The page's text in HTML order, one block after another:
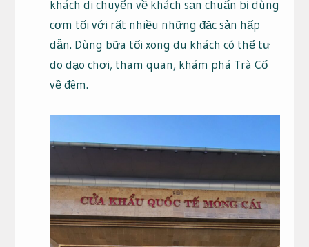
khách di chuyển về khách sạn chuẩn bị dùng
cơm tối với rất nhiều những đặc sản hấp
dẫn. Dùng bữa tối xong du khách có thể tự
do dạo chơi, tham quan, khám phá Trà Cổ
về đêm.